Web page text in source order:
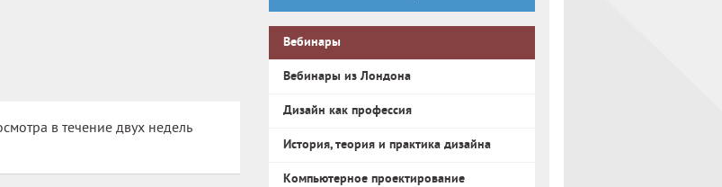
в течение двух недель
Вебинары
Вебинары из Лондона
Дизайн как профессия
История, теория и практика дизайна
Компьютерное проектирование